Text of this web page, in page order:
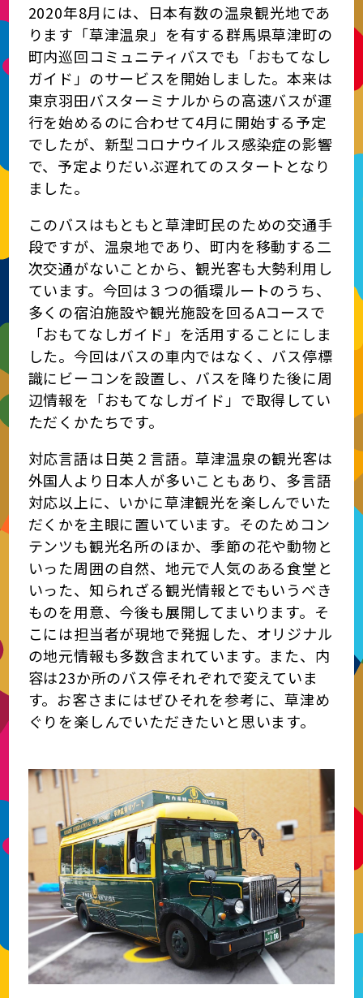
2020年8月には、日本有数の温泉観光地であ
ります「草津温泉」を有する群馬県草津町の
町内巡回コミュニティバスでも「おもてなし
ガイド」のサービスを開始しました。本来は
東京羽田バスターミナルからの高速バスが運
行を始めるのに合わせて4月に開始する予定
でしたが、新型コロナウイルス感染症の影響
で、予定よりだいぶ遅れてのスタートとなり
ました。
このバスはもともと草津町民のための交通手
段ですが、温泉地であり、町内を移動する二
次交通がないことから、観光客も大勢利用し
ています。今回は３つの循環ルートのうち、
多くの宿泊施設や観光施設を回るAコースで
「おもてなしガイド」を活用することにしま
した。今回はバスの車内ではなく、バス停標
識にビーコンを設置し、バスを降りた後に周
辺情報を「おもてなしガイド」で取得してい
ただくかたちです。
対応言語は日英２言語。草津温泉の観光客は
外国人より日本人が多いこともあり、多言語
対応以上に、いかに草津観光を楽しんでいた
だくかを主眼に置いています。そのためコン
テンツも観光名所のほか、季節の花や動物と
いった周囲の自然、地元で人気のある食堂と
いった、知られざる観光情報とでもいうべき
ものを用意、今後も展開してまいります。そ
こには担当者が現地で発掘した、オリジナル
の地元情報も多数含まれています。また、内
容は23か所のバス停それぞれで変えていま
す。お客さまにはぜひそれを参考に、草津め
ぐりを楽しんでいただきたいと思います。